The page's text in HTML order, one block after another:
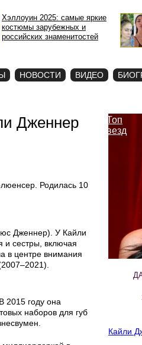
Хэллоуин 2025: самые яркие
костюмы зарубежных и
российских знаменитостей
НОВОСТИ ВИДЕО
Дженнер
Родилась 10
Дженнер). У Кайли
и сестры, включая
в центре внимания
2015 году она
наборов для губ
Топ
звезд
Кайли